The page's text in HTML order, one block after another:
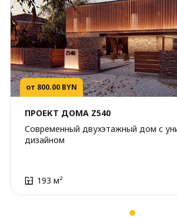
от 800.00 BYN
ПРОЕКТ ДОМА Z540
Современный двухэтажный дом с
дизайном
193 м²